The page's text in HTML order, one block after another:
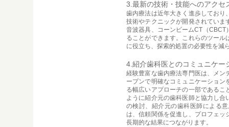
3.最新の技術・技能へのアクセ
歯内療法は近年大きく進歩してお
技術やテクニックが開発されてい
音波器具、コーンビームCT（
ることができます。これらのツー
に役立ち、探索的処置の必要性を減
4.紹介歯科医とのコミュニケー
経験豊富な歯内療法専門医は、メ
ープンで明確なコミュニケーショ
る幅広いアプローチの一部である
ように紹介元の歯科医師と協力し
の検討、紹介元の歯科医師による
は、信頼関係を促進し、プロフェ
長期的な結果につながります。